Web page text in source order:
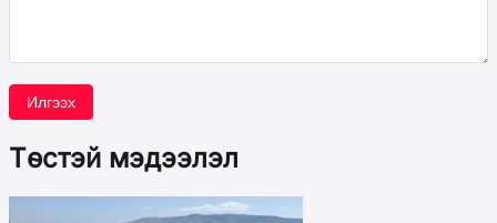
Илгээх
Төстэй мэдээлэл